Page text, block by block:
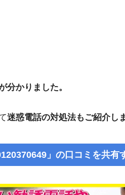
分かりました。
迷惑電話の対処法もご紹介し
」の口コミを共有